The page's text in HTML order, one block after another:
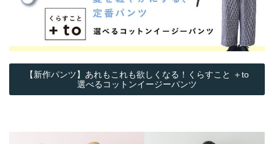
【新作パンツ】あれもこれも欲しくなる！くらすこと ＋to
選べるコットンイージーパンツ